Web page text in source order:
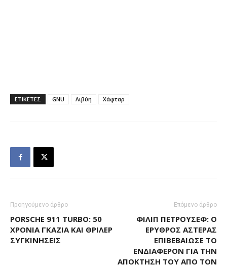
ΕΤΙΚΕΤΕΣ GNU Λιβύη Χάφταρ
Προηγούμενο άρθρο
PORSCHE 911 TURBO: 50
ΧΡΌΝΙΑ ΓΚΆΖΙΑ ΚΑΙ ΘΡΊΛΕΡ
ΣΥΓΚΙΝΉΣΕΙΣ
Επόμενο άρθρο
ΦΊΛΙΠ ΠΕΤΡΟΎΣΕΦ: Ο
ΕΡΥΘΡΌΣ ΑΣΤΈΡΑΣ
ΕΠΙΒΕΒΑΊΩΣΕ ΤΟ
ΕΝΔΙΑΦΈΡΟΝ ΓΙΑ ΤΗΝ
ΑΠΌΚΤΗΣΉ ΤΟΥ ΑΠΌ ΤΟΝ